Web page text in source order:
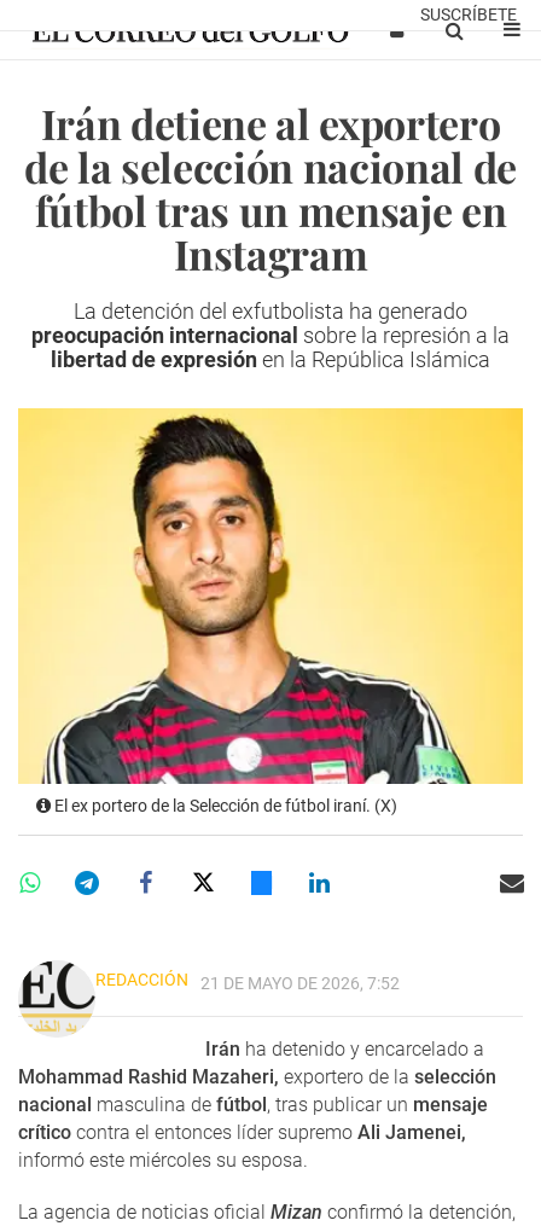
SUSCRÍBETE
Irán detiene al exportero
de la selección nacional de
fútbol tras un mensaje en
Instagram
La detención del exfutbolista ha generado
preocupación internacional sobre la represión a la
libertad de expresiónen la República Islámica
El ex portero de la Selección de fútbol iraní. (X)
REDACCIÓN 21 DE MAYO DE 2026, 7:52
Irán ha detenido y encarcelado a
Mohammad Rashid Mazaheri, exportero de la selección
nacional masculina de fútbol, tras publicar un mensaje
crítico contra el entonces líder supremo Ali Jamenei,
informó este miércoles su esposa.
La agencia de noticias oficial Mizan confirmó la detención,